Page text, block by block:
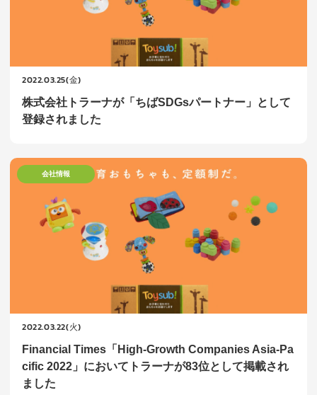
2022.03.25(金)
株式会社トラーナが「ちばSDGsパートナー」として
登録されました
会社情報
2022.03.22(火)
Financial Times「High-Growth Companies Asia-Pa
cific 2022」においてトラーナが83位として掲載され
ました